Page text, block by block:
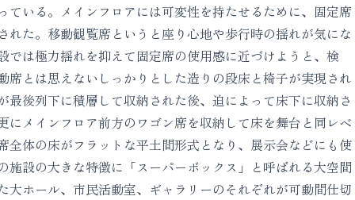
ている。メインフロアには可変性を持たせるために、固定席
れた。移動観覧席というと座り心地や歩行時の揺れが気にな
では極力揺れを抑えて固定席の使用感に近づけようと、検
席とは思えないしっかりとした造りの段床と椅子が実現され
最後列下に積層して収納された後、迫によって床下に収納さ
にメインフロア前方のワゴン席を収納して床を舞台と同レベ
全体の床がフラットな平土間形式となり、展示会などにも使
施設の大きな特徴に「スーパーボックス」と呼ばれる大空間
大ホール、市民活動室、ギャラリーのそれぞれが可動間仕切